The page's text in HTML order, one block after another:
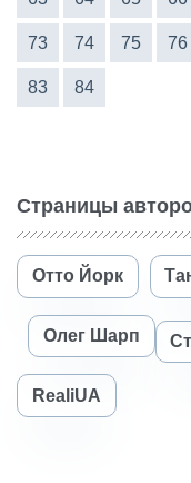
73 74 75 76
83 84
Страницы
Отто Йорк
Олег Шарп
RealiUA